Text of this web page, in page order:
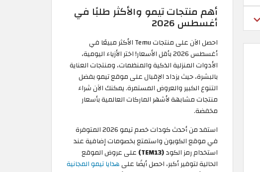
أهم منتجات تيمو والأكثر طلبًا في
أغسطس 2026
احصل الآن على منتجات Temu الأكثر مبيعًا في
أغسطس 2026 بأقل الأسعار! اختر الأزياء اليومية،
الأدوات المنزلية الذكية والمنظمات، ومنتجات العناية
بالبشرة، حيث يزداد الإقبال على موقع تيمو بفضل
التنوع الكبير والعروض المستمرة. يمكنك الآن شراء
منتجات مشابهة لأشهر الماركات العالمية بأسعار
مخفضة.
استفد من أحدث كودات خصم تيمو 2026 المتوفرة
في موقع الكوبون واستمتع بخصومات إضافية عند
استخدام رمز الكود(TEM13)
على عروض الموقع
الحالية لتوفير أكبر، احصل أيضًا علىهدايا تيمو المجانية